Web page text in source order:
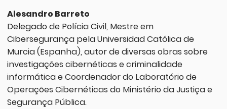
Alesandro Barreto
Delegado de Polícia Civil, Mestre em
Cibersegurança pela Universidad Católica de
Murcia (Espanha), autor de diversas obras sobre
investigações cibernéticas e criminalidade
informática e Coordenador do Laboratório de
Operações Cibernéticas do Ministério da Justiça e
Segurança Pública.